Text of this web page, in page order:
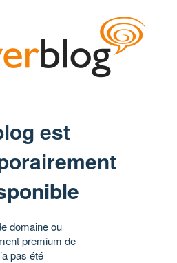
est
domaine ou
premium de
pas été